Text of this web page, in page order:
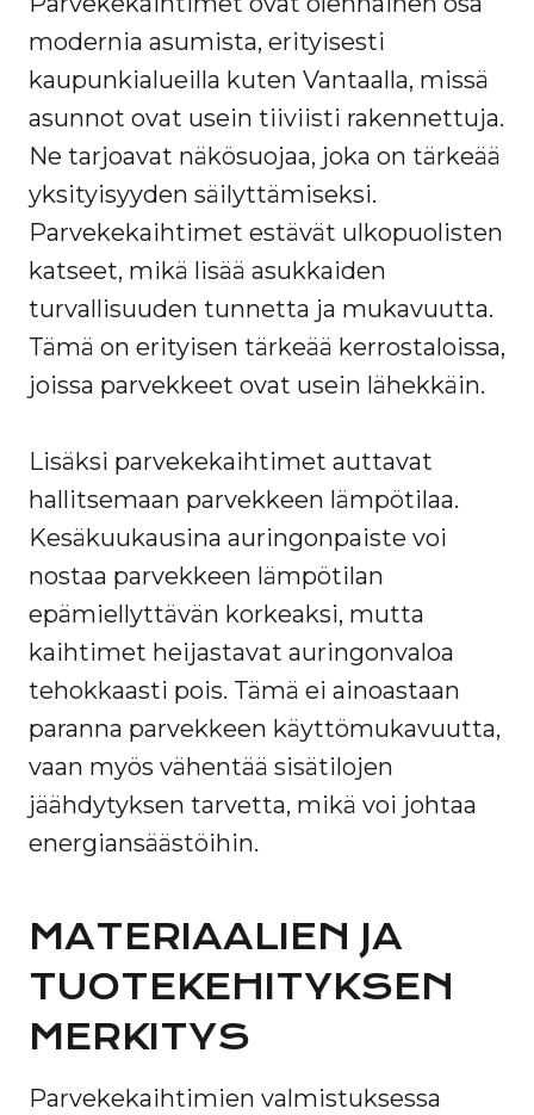
modernia asumista, erityisesti
kaupunkialueilla kuten Vantaalla, missä
asunnot ovat usein tiiviisti rakennettuja.
Ne tarjoavat näkösuojaa, joka on tärkeää
yksityisyyden säilyttämiseksi.
Parvekekaihtimet estävät ulkopuolisten
katseet, mikä lisää asukkaiden
turvallisuuden tunnetta ja mukavuutta.
Tämä on erityisen tärkeää kerrostaloissa,
joissa parvekkeet ovat usein lähekkäin.
Lisäksi parvekekaihtimet auttavat
hallitsemaan parvekkeen lämpötilaa.
Kesäkuukausina auringonpaiste voi
nostaa parvekkeen lämpötilan
epämiellyttävän korkeaksi, mutta
kaihtimet heijastavat auringonvaloa
tehokkaasti pois. Tämä ei ainoastaan
paranna parvekkeen käyttömukavuutta,
vaan myös vähentää sisätilojen
jäähdytyksen tarvetta, mikä voi johtaa
energiansäästöihin.
MATERIAALIEN JA
TUOTEKEHITYKSEN
MERKITYS
Parvekekaihtimien valmistuksessa